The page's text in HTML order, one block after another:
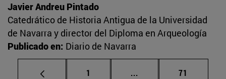
Javier Andreu Pintado
Catedrático de Historia Antigua de la Universidad
de Navarra y director del Diploma en Arqueología
Publicado en: Diario de Navarra
Página
1 ... Páginas intermedias
Página
71